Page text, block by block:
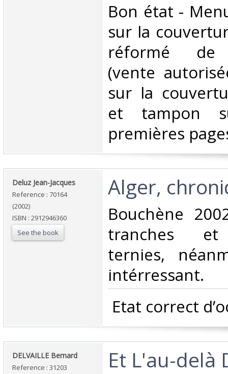
‎Bon état -
sur la
réformé de
(vente
sur la
et tampon
premières
‎Deluz Jean-Jacques‎
Reference : 70164
(2002)
ISBN : 2912946360
See the book
‎Alger,
‎Bouchène
tranches et
ternies,
intérressant. ‎
Etat correct
‎DELVAILLE Bernard‎
Reference : 31203
‎Et L'au-delà